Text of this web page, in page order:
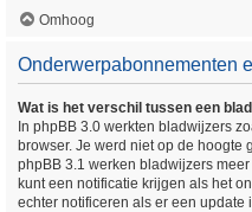
Omhoog
Onderwerpabonnementen
Wat is het verschil tussen een
In phpBB 3.0 werkten bladwijzers
browser. Je werd niet op de hoogte
phpBB 3.1 werken bladwijzers
kunt een notificatie krijgen als het
echter notificeren als er een update